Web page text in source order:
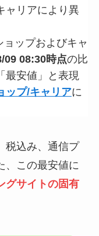
ャリアにより異
ップおよびキャ
09 08:30時点の比
最安値」と表現
ップ/キャリアに
税込み、通信プ
、この最安値に
グサイトの固有